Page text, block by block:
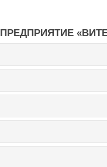
ПРЕДПРИЯТИЕ